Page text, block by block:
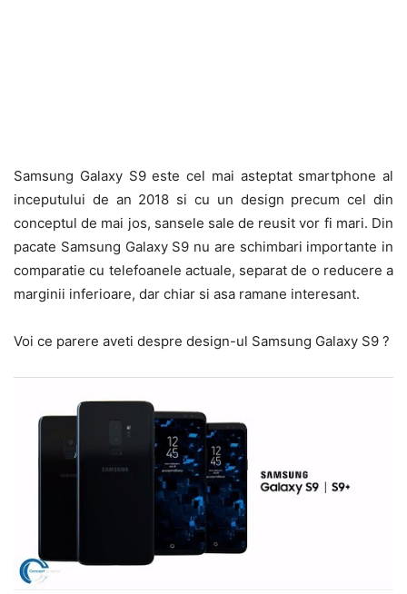
Samsung Galaxy S9 este cel mai asteptat smartphone al
inceputului de an 2018 si cu un design precum cel din
conceptul de mai jos, sansele sale de reusit vor fi mari. Din
pacate Samsung Galaxy S9 nu are schimbari importante in
comparatie cu telefoanele actuale, separat de o reducere a
marginii inferioare, dar chiar si asa ramane interesant.
Voi ce parere aveti despre design-ul Samsung Galaxy S9 ?